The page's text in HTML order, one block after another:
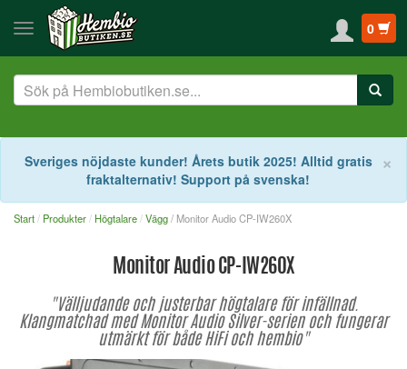
0
×
Sveriges nöjdaste kunder! Årets butik 2025! Alltid gratis
fraktalternativ! Support på svenska!
Start Produkter Högtalare Vägg/ Monitor Audio CP-IW260X
Monitor Audio CP-IW260X
"Välljudande och justerbar högtalare för infällnad.
Klangmatchad med Monitor Audio Silver-serien och fungerar
utmärkt för både HiFi och hembio"